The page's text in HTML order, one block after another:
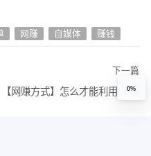
网赚 自媒体 赚钱
下一篇
【网赚方式】怎么才能利用手机打字赚钱
0%